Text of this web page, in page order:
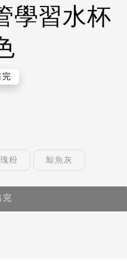
學習水杯
完
粉 鯨魚灰
完